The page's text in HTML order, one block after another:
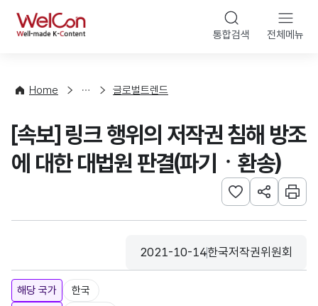
WelCon 통합검색 전체메뉴
Home
향
계
글로벌트렌드
[속보] 링크 행위의 저작권 침해 방조
에 대한 대법원 판결(파기ㆍ환송)
관심사 등록하기
URL 공유하
인쇄
등록일
2021-10-14
수집기관
한국저작권위원회
해당 국가
한국